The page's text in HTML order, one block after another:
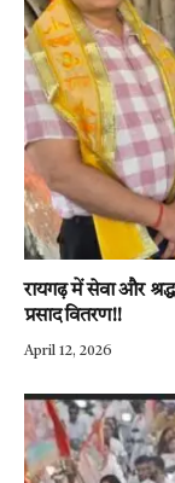
रायगढ़ में सेवा और
प्रसाद वितरण!!
April 12, 2026